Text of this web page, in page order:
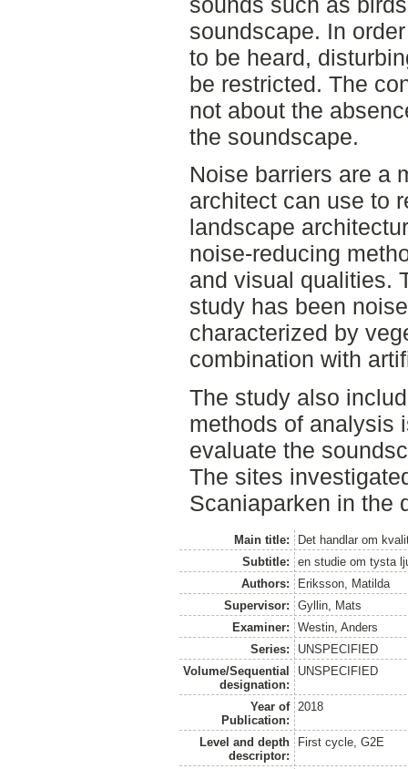
soundscape. In
to be heard,
be restricted. The
not about the
the soundscape.
Noise barriers are a
architect can use to
landscape
noise-reducing
and visual qualities.
study has been
characterized by
combination with
The study also
methods of analysis
evaluate the
The sites
Scaniaparken in the
Main title:
Det handlar om
Subtitle:
en studie om tysta
Authors:
Eriksson, Matilda
Supervisor:
Gyllin, Mats
Examiner:
Westin, Anders
Series:
UNSPECIFIED
Volume/Sequential
designation:
UNSPECIFIED
Year of
Publication:
2018
Level and depth
descriptor:
First cycle, G2E